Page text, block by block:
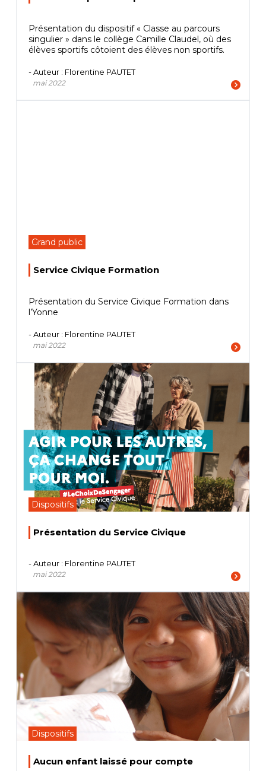
Présentation du dispositif « Classe au parcours
singulier » dans le collège Camille Claudel, où des
élèves sportifs côtoient des élèves non sportifs.
- Auteur : Florentine PAUTET
mai 2022
Grand public
Service Civique Formation
Présentation du Service Civique Formation dans
l’Yonne
- Auteur : Florentine PAUTET
mai 2022
Dispositifs
Présentation du Service Civique
- Auteur : Florentine PAUTET
mai 2022
Dispositifs
Aucun enfant laissé pour compte